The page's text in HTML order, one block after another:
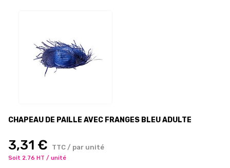
CHAPEAU DE PAILLE AVEC FRANGES BLEU ADULTE
3,31 € TTC / par unité
Soit 2.76 HT / unité